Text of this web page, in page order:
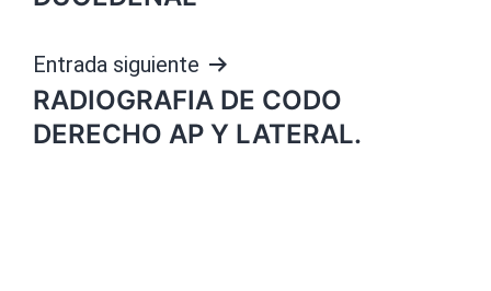
Entrada siguiente
RADIOGRAFIA DE CODO
DERECHO AP Y LATERAL.